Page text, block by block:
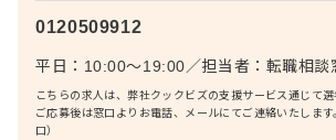
0120509912
平日：10:00〜19:00／担当者： 転職相談
こちらの求人は、弊社クックビズの支援サービス通じて選
ご応募後は窓口よりお電話、メールにてご連絡いたしま
口）